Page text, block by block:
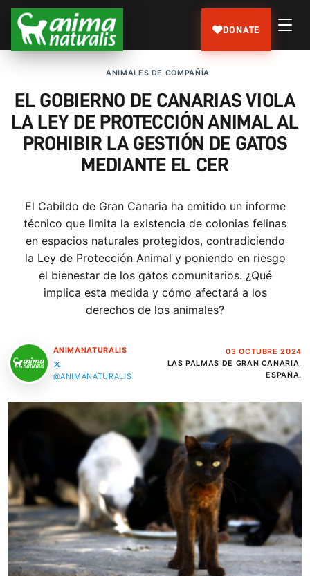
DONATE
ANIMALES DE COMPAÑÍA
EL GOBIERNO DE CANARIAS VIOLA
LA LEY DE PROTECCIÓN ANIMAL AL
PROHIBIR LA GESTIÓN DE GATOS
MEDIANTE EL CER
El Cabildo de Gran Canaria ha emitido un informe
técnico que limita la existencia de colonias felinas
en espacios naturales protegidos, contradiciendo
la Ley de Protección Animal y poniendo en riesgo
el bienestar de los gatos comunitarios. ¿Qué
implica esta medida y cómo afectará a los
derechos de los animales?
ANIMANATURALIS
@ANIMANATURALIS
03 OCTUBRE 2024
LAS PALMAS DE GRAN CANARIA,
ESPAÑA.